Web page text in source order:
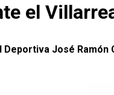
el
José Ramón